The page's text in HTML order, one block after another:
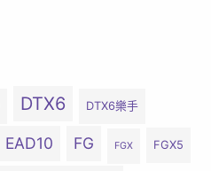
DTX6 DTX6樂手
EAD10 FG FGX FGX5